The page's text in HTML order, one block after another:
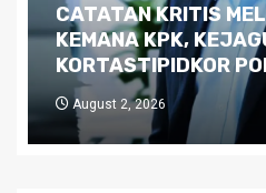
Dilema Kaltim di
Kutukan Sumber
Pemimpin yang Tak
July 29, 2026